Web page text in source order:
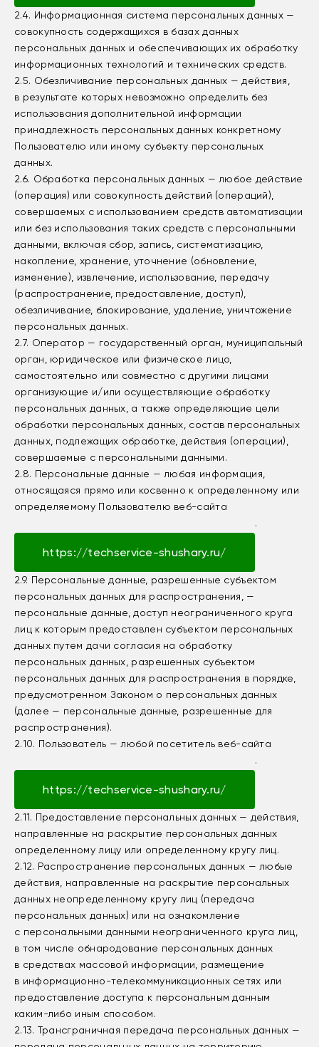
2.4. Информационная система персональных данных —
совокупность содержащихся в базах данных
персональных данных и обеспечивающих их обработку
информационных технологий и технических средств.
2.5. Обезличивание персональных данных — действия,
в результате которых невозможно определить без
использования дополнительной информации
принадлежность персональных данных конкретному
Пользователю или иному субъекту персональных
данных.
2.6. Обработка персональных данных — любое действие
(операция) или совокупность действий (операций),
совершаемых с использованием средств автоматизации
или без использования таких средств с персональными
данными, включая сбор, запись, систематизацию,
накопление, хранение, уточнение (обновление,
изменение), извлечение, использование, передачу
(распространение, предоставление, доступ),
обезличивание, блокирование, удаление, уничтожение
персональных данных.
2.7. Оператор — государственный орган, муниципальный
орган, юридическое или физическое лицо,
самостоятельно или совместно с другими лицами
организующие и/или осуществляющие обработку
персональных данных, а также определяющие цели
обработки персональных данных, состав персональных
данных, подлежащих обработке, действия (операции),
совершаемые с персональными данными.
2.8. Персональные данные — любая информация,
относящаяся прямо или косвенно к определенному или
определяемому Пользователю веб-сайта
https://techservice-shushary.ru/
.
2.9. Персональные данные, разрешенные субъектом
персональных данных для распространения, —
персональные данные, доступ неограниченного круга
лиц к которым предоставлен субъектом персональных
данных путем дачи согласия на обработку
персональных данных, разрешенных субъектом
персональных данных для распространения в порядке,
предусмотренном Законом о персональных данных
(далее — персональные данные, разрешенные для
распространения).
2.10. Пользователь — любой посетитель веб-сайта
https://techservice-shushary.ru/
.
2.11. Предоставление персональных данных — действия,
направленные на раскрытие персональных данных
определенному лицу или определенному кругу лиц.
2.12. Распространение персональных данных — любые
действия, направленные на раскрытие персональных
данных неопределенному кругу лиц (передача
персональных данных) или на ознакомление
с персональными данными неограниченного круга лиц,
в том числе обнародование персональных данных
в средствах массовой информации, размещение
в информационно-телекоммуникационных сетях или
предоставление доступа к персональным данным
каким-либо иным способом.
2.13. Трансграничная передача персональных данных —